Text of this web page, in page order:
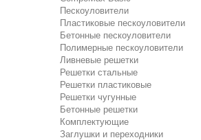
Пескоуловители
Пластиковые пескоуловители
Бетонные пескоуловители
Полимерные пескоуловители
Ливневые решетки
Решетки стальные
Решетки пластиковые
Решетки чугунные
Бетонные решетки
Комплектующие
Заглушки и переходники